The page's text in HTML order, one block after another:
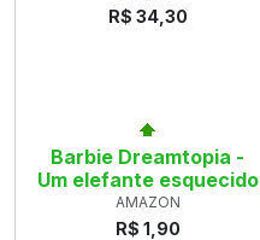
R$ 34,30
Barbie Dreamtopia -
Um elefante esquecido
AMAZON
R$ 1,90